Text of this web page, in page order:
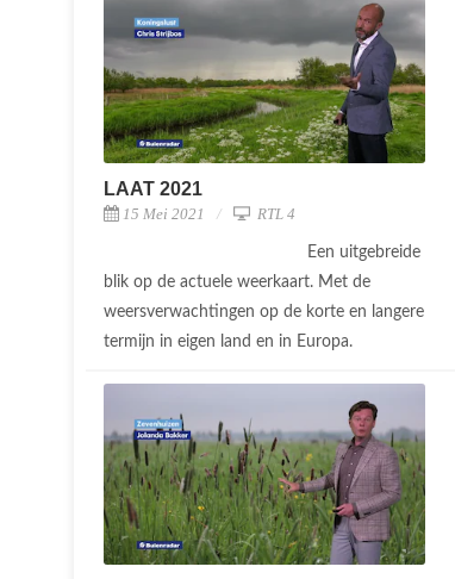
LAAT 2021
15 Mei 2021 RTL 4
Een uitgebreide
blik op de actuele weerkaart. Met de
weersverwachtingen op de korte en langere
termijn in eigen land en in Europa.